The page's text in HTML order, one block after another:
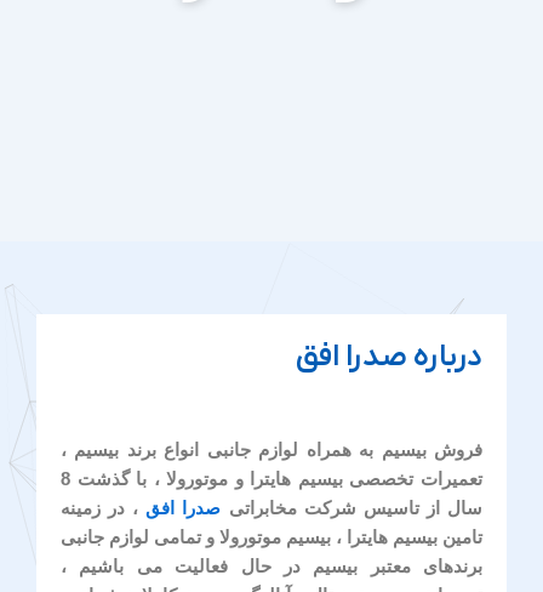
درباره صدرا افق
فروش بیسیم به همراه لوازم جانبی انواع برند بیسیم ،
تعمیرات تخصصی بیسیم هایترا و موتورولا ، با گذشت 8
سال از تاسیس شرکت مخابراتی صدرا افق ، در زمینه
تامین بیسیم هایترا ، بیسیم موتورولا و تمامی لوازم جانبی
برندهای معتبر بیسیم در حال فعالیت می باشیم ،